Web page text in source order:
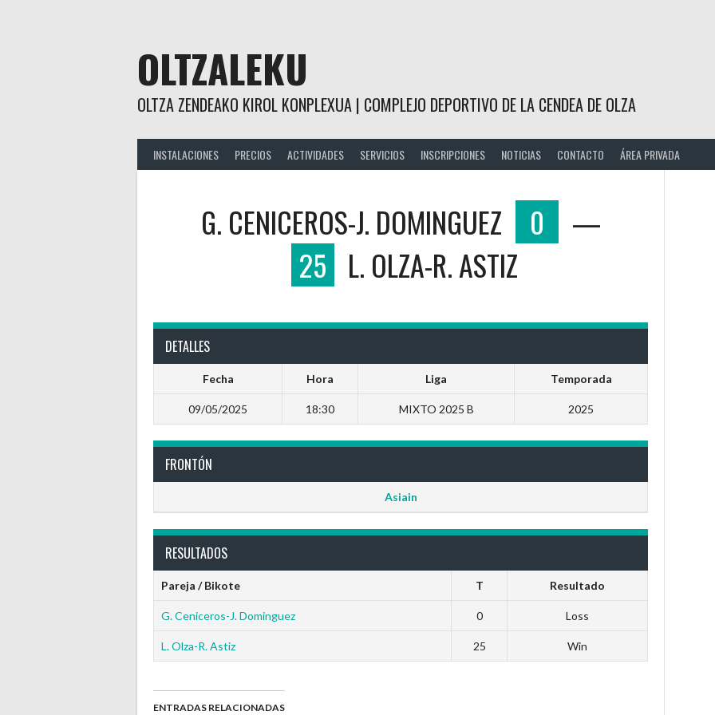
OLTZALEKU
OLTZA ZENDEAKO KIROL KONPLEXUA | COMPLEJO DEPORTIVO DE LA CENDEA DE OLZA
INSTALACIONES PRECIOS ACTIVIDADES SERVICIOS INSCRIPCIONES NOTICIAS CONTACTO ÁREA PRIVADA
G. CENICEROS-J. DOMINGUEZ 0
—
25 L. OLZA-R. ASTIZ
DETALLES
Fecha Hora Liga Temporada
09/05/2025 18:30 MIXTO 2025 B 2025
FRONTÓN
Asiain
RESULTADOS
Pareja / Bikote T Resultado
G. Ceniceros-J. Dominguez 0 Loss
L. Olza-R. Astiz 25 Win
ENTRADAS RELACIONADAS